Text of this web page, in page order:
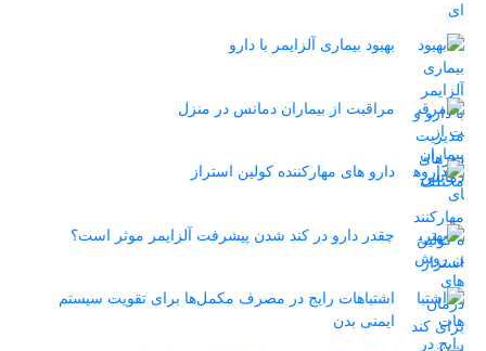
بهبود بیماری آلزایمر با دارو
مراقبت از بیماران دمانس در منزل
دارو های مهارکننده کولین استراز
چقدر دارو در کند شدن پیشرفت آلزایمر موثر است؟
اشتباهات رایج در مصرف مکمل‌ها برای تقویت سیستم
ایمنی بدن